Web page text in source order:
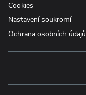
Cookies
Nastavení soukromí
Ochrana osobních údajů